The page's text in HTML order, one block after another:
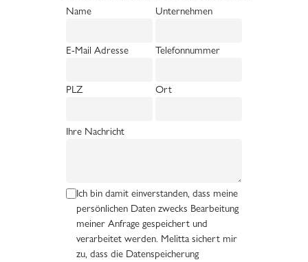
Name Unternehmen
E-Mail Adresse Telefonnummer
PLZ Ort
Ihre Nachricht
Ich bin damit einverstanden, dass meine
persönlichen Daten zwecks Bearbeitung
meiner Anfrage gespeichert und
verarbeitet werden. Melitta sichert mir
zu, dass die Datenspeicherung